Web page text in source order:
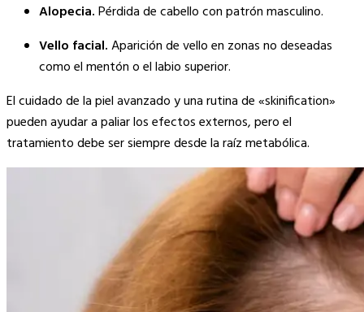
Alopecia.Pérdida de cabello con patrón masculino.
Vello facial.Aparición de vello en zonas no deseadas
como el mentón o el labio superior.
El cuidado de la piel avanzado y una rutina de «skinification»
pueden ayudar a paliar los efectos externos, pero el
tratamiento debe ser siempre desde la raíz metabólica.